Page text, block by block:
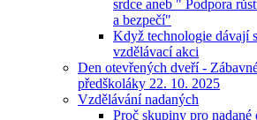
srdce aneb " Podpora
a bezpečí"
Když technologie dávají
vzdělávací akci
Den otevřených dveří -
předškoláky 22. 10. 2025
Vzdělávání nadaných
Proč skupiny pro nadané